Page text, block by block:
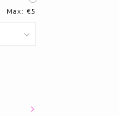
Max: €5